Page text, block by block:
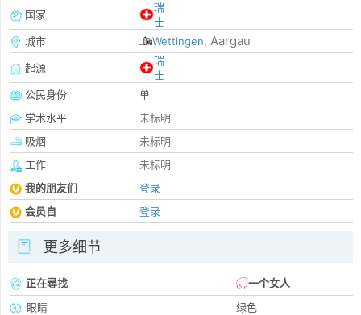
国家
瑞
士
城市
Wettingen, Aargau
起源
瑞
士
公民身份
单
学术水平
未标明
吸烟
未标明
工作
未标明
我的朋友们
登录
会员自
登录
更多细节
正在尋找
一个女人
眼睛
绿色